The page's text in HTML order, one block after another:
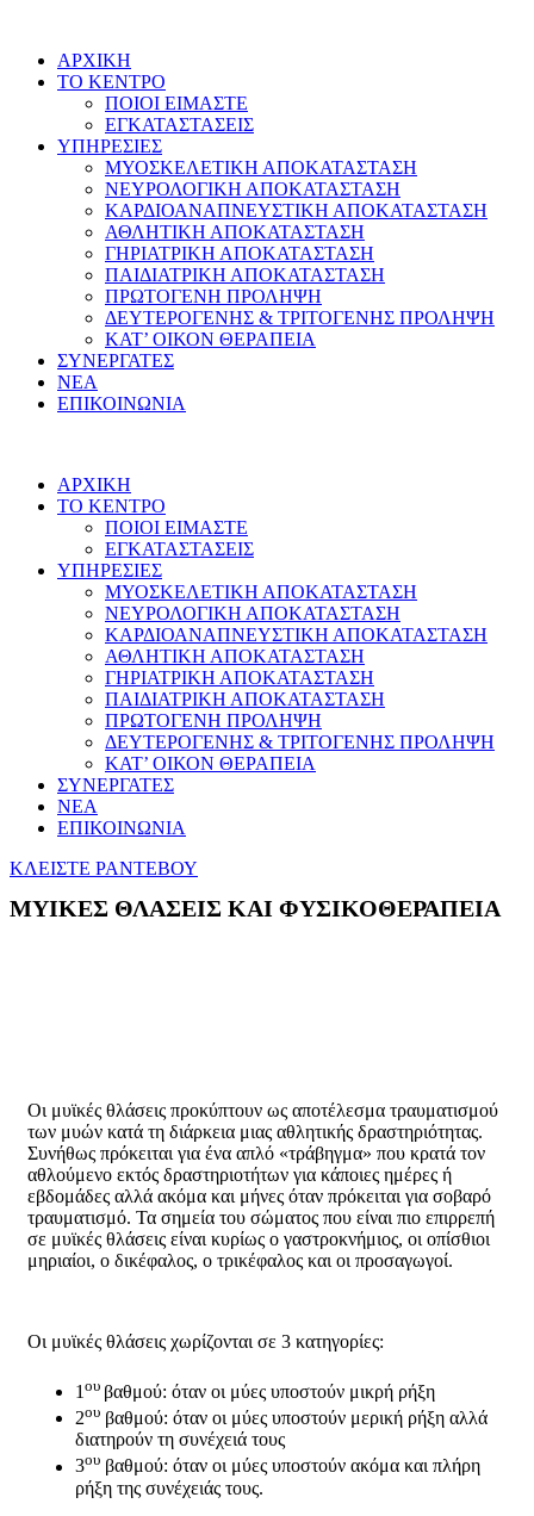
ΑΡΧΙΚΗ
ΤΟ ΚΕΝΤΡΟ
ΠΟΙΟΙ ΕΙΜΑΣΤΕ
ΕΓΚΑΤΑΣΤΑΣΕΙΣ
ΥΠΗΡΕΣΙΕΣ
ΜΥΟΣΚΕΛΕΤΙΚΗ ΑΠΟΚΑΤΑΣΤΑΣΗ
ΝΕΥΡΟΛΟΓΙΚΗ ΑΠΟΚΑΤΑΣΤΑΣΗ
ΚΑΡΔΙΟΑΝΑΠΝΕΥΣΤΙΚΗ ΑΠΟΚΑΤΑΣΤΑΣΗ
ΑΘΛΗΤΙΚΗ ΑΠΟΚΑΤΑΣΤΑΣΗ
ΓΗΡΙΑΤΡΙΚΗ ΑΠΟΚΑΤΑΣΤΑΣΗ
ΠΑΙΔΙΑΤΡΙΚΗ ΑΠΟΚΑΤΑΣΤΑΣΗ
ΠΡΩΤΟΓΕΝΗ ΠΡΟΛΗΨΗ
ΔΕΥΤΕΡΟΓΕΝΗΣ & ΤΡΙΤΟΓΕΝΗΣ ΠΡΟΛΗΨΗ
ΚΑΤ’ ΟΙΚΟΝ ΘΕΡΑΠΕΙΑ
ΣΥΝΕΡΓΑΤΕΣ
ΝΕΑ
ΕΠΙΚΟΙΝΩΝΙΑ
ΑΡΧΙΚΗ
ΤΟ ΚΕΝΤΡΟ
ΠΟΙΟΙ ΕΙΜΑΣΤΕ
ΕΓΚΑΤΑΣΤΑΣΕΙΣ
ΥΠΗΡΕΣΙΕΣ
ΜΥΟΣΚΕΛΕΤΙΚΗ ΑΠΟΚΑΤΑΣΤΑΣΗ
ΝΕΥΡΟΛΟΓΙΚΗ ΑΠΟΚΑΤΑΣΤΑΣΗ
ΚΑΡΔΙΟΑΝΑΠΝΕΥΣΤΙΚΗ ΑΠΟΚΑΤΑΣΤΑΣΗ
ΑΘΛΗΤΙΚΗ ΑΠΟΚΑΤΑΣΤΑΣΗ
ΓΗΡΙΑΤΡΙΚΗ ΑΠΟΚΑΤΑΣΤΑΣΗ
ΠΑΙΔΙΑΤΡΙΚΗ ΑΠΟΚΑΤΑΣΤΑΣΗ
ΠΡΩΤΟΓΕΝΗ ΠΡΟΛΗΨΗ
ΔΕΥΤΕΡΟΓΕΝΗΣ & ΤΡΙΤΟΓΕΝΗΣ ΠΡΟΛΗΨΗ
ΚΑΤ’ ΟΙΚΟΝ ΘΕΡΑΠΕΙΑ
ΣΥΝΕΡΓΑΤΕΣ
ΝΕΑ
ΕΠΙΚΟΙΝΩΝΙΑ
ΚΛΕΙΣΤΕ ΡΑΝΤΕΒΟΥ
ΜΥΙΚΕΣ ΘΛΑΣΕΙΣ ΚΑΙ ΦΥΣΙΚΟΘΕΡΑΠΕΙΑ
Οι μυϊκές θλάσεις προκύπτουν ως αποτέλεσμα τραυματισμού
των μυών κατά τη διάρκεια μιας αθλητικής δραστηριότητας.
Συνήθως πρόκειται για ένα απλό «τράβηγμα» που κρατά τον
αθλούμενο εκτός δραστηριοτήτων για κάποιες ημέρες ή
εβδομάδες αλλά ακόμα και μήνες όταν πρόκειται για σοβαρό
τραυματισμό. Τα σημεία του σώματος που είναι πιο επιρρεπή
σε μυϊκές θλάσεις είναι κυρίως ο γαστροκνήμιος, οι οπίσθιοι
μηριαίοι, ο δικέφαλος, ο τρικέφαλος και οι προσαγωγοί.
Οι μυϊκές θλάσεις χωρίζονται σε 3 κατηγορίες:
1 ου βαθμού: όταν οι μύες υποστούν μικρή ρήξη
2ου βαθμού: όταν οι μύες υποστούν μερική ρήξη αλλά
διατηρούν τη συνέχειά τους
3ου βαθμού: όταν οι μύες υποστούν ακόμα και πλήρη
ρήξη της συνέχειάς τους.